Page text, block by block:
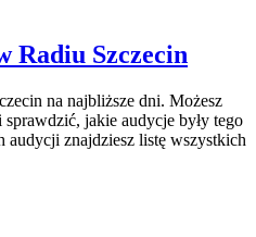
Radiu Szczecin
na najbliższe dni. Możesz
jakie audycje były tego
audycji znajdziesz listę wszystkich